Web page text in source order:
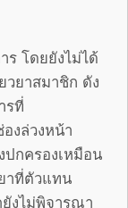
ร โดยยังไม่ได้
ยาสมาชิก ดัง
รที่
งล่วงหน้า
กครองเหมือน
าที่ตัวแทน
งไม่พิจารณา